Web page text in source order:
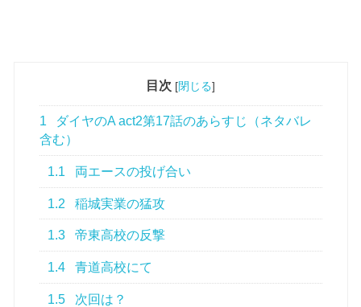
目次 [閉じる]
1
ダイヤのA act2第17話のあらすじ（ネタバレ
含む）
1.1 両エースの投げ合い
1.2 稲城実業の猛攻
1.3 帝東高校の反撃
1.4 青道高校にて
1.5 次回は？